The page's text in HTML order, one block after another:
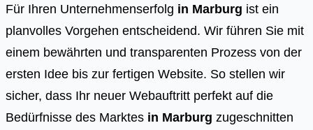
Für Ihren Unternehmenserfolg in Marburg ist ein
planvolles Vorgehen entscheidend. Wir führen Sie mit
einem bewährten und transparenten Prozess von der
ersten Idee bis zur fertigen Website. So stellen wir
sicher, dass Ihr neuer Webauftritt perfekt auf die
Bedürfnisse des Marktes in Marburg zugeschnitten